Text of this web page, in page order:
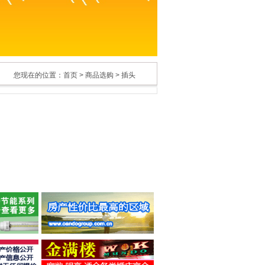
您现在的位置： 首页 > 商品选购 > 插头